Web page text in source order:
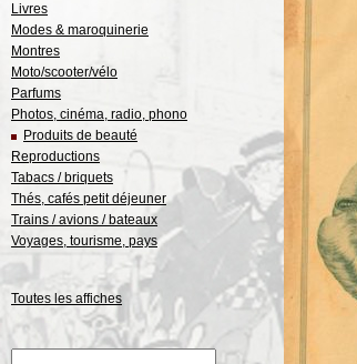
Livres
Modes & maroquinerie
Montres
Moto/scooter/vélo
Parfums
Photos, cinéma, radio, phono
Produits de beauté
Reproductions
Tabacs / briquets
Thés, cafés petit déjeuner
Trains / avions / bateaux
Voyages, tourisme, pays
Toutes les affiches